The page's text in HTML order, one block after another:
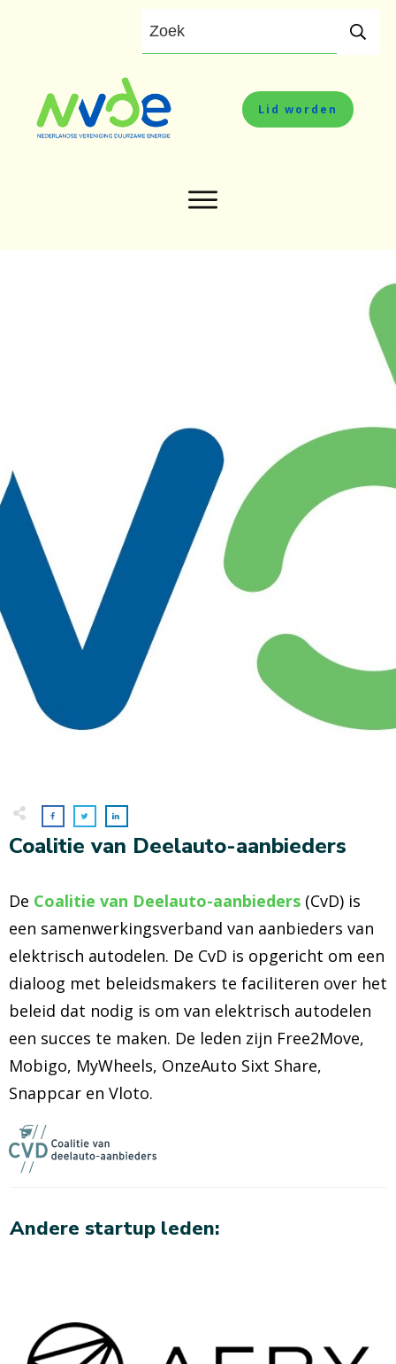
Lid worden
Coalitie van Deelauto-aanbieders
De Coalitie van Deelauto-aanbieders (CvD) is
een samenwerkingsverband van aanbieders van
elektrisch autodelen. De CvD is opgericht om een
dialoog met beleidsmakers te faciliteren over het
beleid dat nodig is om van elektrisch autodelen
een succes te maken. De leden zijn Free2Move,
Mobigo, MyWheels, OnzeAuto Sixt Share,
Snappcar en Vloto.
Andere startup leden: